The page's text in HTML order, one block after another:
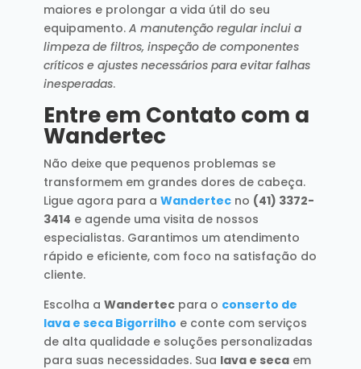
maiores e prolongar a vida útil do seu
equipamento. A manutenção regular inclui a
limpeza de filtros, inspeção de componentes
críticos e ajustes necessários para evitar falhas
inesperadas.
Entre em Contato com a
Wandertec
Não deixe que pequenos problemas se
transformem em grandes dores de cabeça.
Ligue agora para a Wandertecno (41) 3372-
3414 e agende uma visita de nossos
especialistas. Garantimos um atendimento
rápido e eficiente, com foco na satisfação do
cliente.
Escolha a Wandertecpara o conserto de
lava e seca Bigorrilho e conte com serviços
de alta qualidade e soluções personalizadas
para suas necessidades. Sua lava e secaem